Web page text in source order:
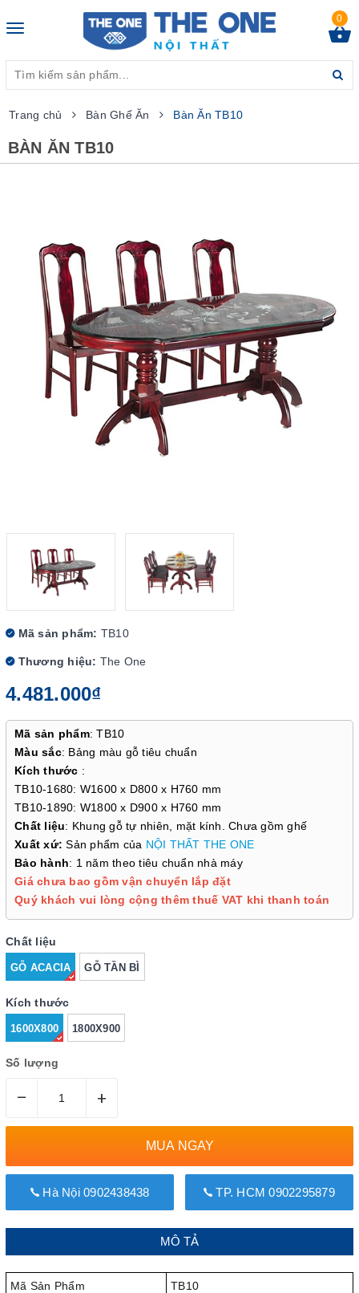
Toggle
0
Trang chủ Bàn Ghế Ăn Bàn Ăn TB10
BÀN ĂN TB10
Mã sản phẩm: TB10
Thương hiệu: The One
4.481.000₫
Mã sản phẩm: TB10
Màu sắc: Bảng màu gỗ tiêu chuẩn
Kích thước :
TB10-1680: W1600 x D800 x H760 mm
TB10-1890: W1800 x D900 x H760 mm
Chất liệu: Khung gỗ tự nhiên, mặt kính. Chưa gồm ghế
Xuất xứ: Sản phẩm của NỘI THẤT THE ONE
Bảo hành: 1 năm theo tiêu chuẩn nhà máy
Giá chưa bao gồm vận chuyển lắp đặt
Quý khách vui lòng cộng thêm thuế VAT khi thanh toán
Chất liệu
GỖ ACACIA GỖ TẦN BÌ
Kích thước
1600X800 1800X900
Số lượng
– +
MUA NGAY
Hà Nội 0902438438 TP. HCM 0902295879
MÔ TẢ
Mã Sản Phẩm TB10